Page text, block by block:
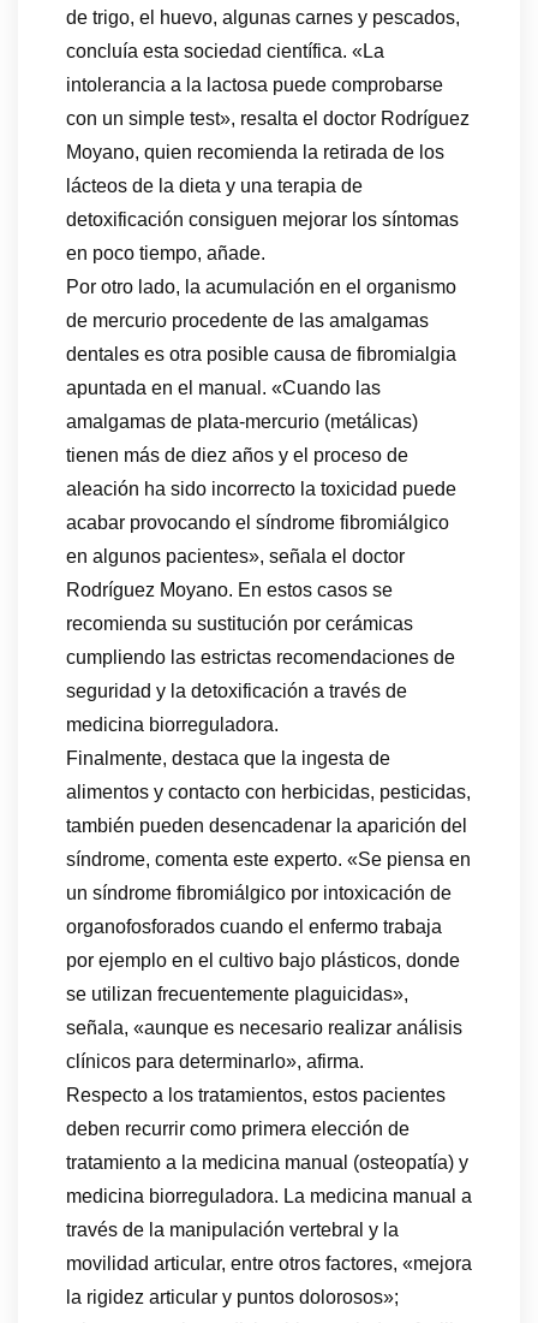
de trigo, el huevo, algunas carnes y pescados,
concluía esta sociedad científica. «La
intolerancia a la lactosa puede comprobarse
con un simple test», resalta el doctor Rodríguez
Moyano, quien recomienda la retirada de los
lácteos de la dieta y una terapia de
detoxificación consiguen mejorar los síntomas
en poco tiempo, añade.
Por otro lado, la acumulación en el organismo
de mercurio procedente de las amalgamas
dentales es otra posible causa de fibromialgia
apuntada en el manual. «Cuando las
amalgamas de plata-mercurio (metálicas)
tienen más de diez años y el proceso de
aleación ha sido incorrecto la toxicidad puede
acabar provocando el síndrome fibromiálgico
en algunos pacientes», señala el doctor
Rodríguez Moyano. En estos casos se
recomienda su sustitución por cerámicas
cumpliendo las estrictas recomendaciones de
seguridad y la detoxificación a través de
medicina biorreguladora.
Finalmente, destaca que la ingesta de
alimentos y contacto con herbicidas, pesticidas,
también pueden desencadenar la aparición del
síndrome, comenta este experto. «Se piensa en
un síndrome fibromiálgico por intoxicación de
organofosforados cuando el enfermo trabaja
por ejemplo en el cultivo bajo plásticos, donde
se utilizan frecuentemente plaguicidas»,
señala, «aunque es necesario realizar análisis
clínicos para determinarlo», afirma.
Respecto a los tratamientos, estos pacientes
deben recurrir como primera elección de
tratamiento a la medicina manual (osteopatía) y
medicina biorreguladora. La medicina manual a
través de la manipulación vertebral y la
movilidad articular, entre otros factores, «mejora
la rigidez articular y puntos dolorosos»;